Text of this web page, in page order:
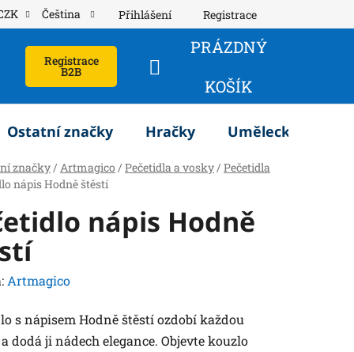
Čeština Přihlášení Registrace
Registrace
B2B
NÁKUPNÍ
KOŠÍK
PRÁZDNÝ
KOŠÍK
Ostatní značky Hračky Umělecké
značky / Artmagico / Pečetidla a vosky / Pečetidla
nápis Hodně štěstí
nápis Hodně
Artmagico
s nápisem Hodně štěstí ozdobí každou
dodá ji nádech elegance. Objevte kouzlo